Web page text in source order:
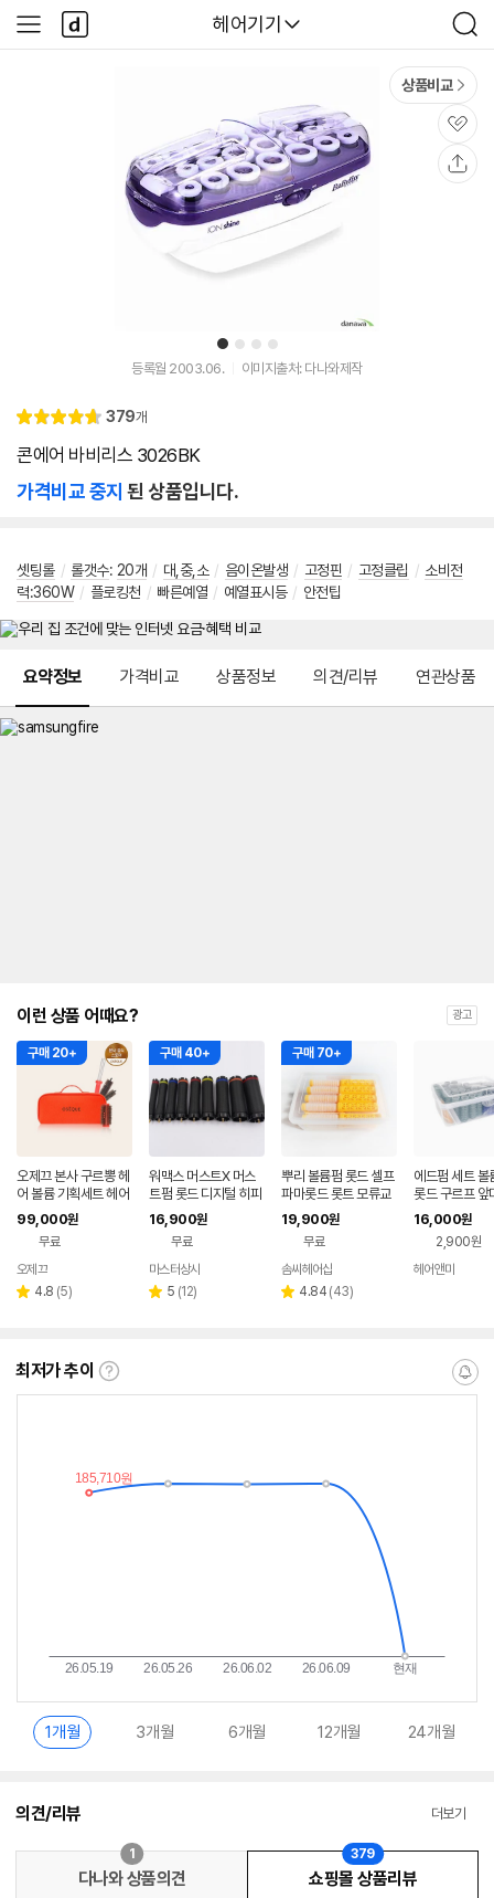
다나와
헤어기기
검
색
사
이
다
나
와
1 2 3 4
상품비교
관
심
등록월 2003.06. 이미지출처: 다나와제작
별
4.
리
379개
콘에어 바비리스 3026BK
가격비교 중지 된 상품입니다.
셋팅롤 / 롤갯수: 20개 / 대,중,소 / 음이온발생 / 고정핀 / 고정클립 / 소비전
력:360W / 플로킹천 / 빠른예열 / 예열표시등 / 안전팁
요약정보 가격비교 상품정보 의견/리뷰 연관상품
이런 상품 어때요? 광고
구매 20+
오제끄 본사 구르뽕 헤
어 볼륨 기획세트 헤어
롤 브러쉬
99,000원
무료
오제끄
별 4.8 리
(5)
구매 40+
워맥스 머스트X 머스
트펌 롯드 디지털 히피
펌 롱 숏
16,900원
무료
마스터상사
별 5 리
(12)
구매 70+
뿌리 볼륨펌 롯드 셀프
파마롯드 롯트 모류교
정 루트펌
19,900원
무료
솜씨헤어샵
별 4.84 리
(43)
에드펌 세트 볼
롯드 구르프 앞
어롤
16,000원
2,900원
헤어앤미
최저가 추이
최
란?
알
1개월 3개월 6개월 12개월 24개월
의견/리뷰 더보기
다나와 상품의견
1
쇼핑몰 상품리뷰
379